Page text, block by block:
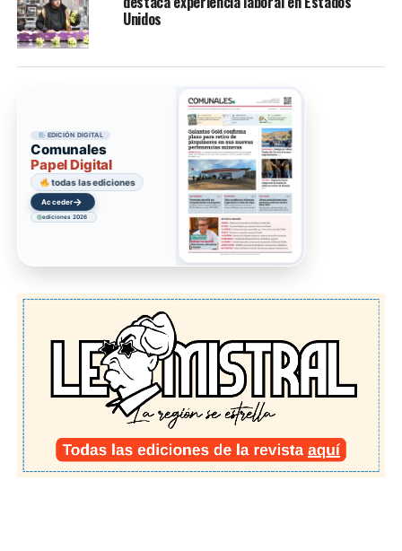
Unidos
EDICIÓN DIGITAL
Comunales
Papel Digital
todas las ediciones
Acceder→
ediciones 2026